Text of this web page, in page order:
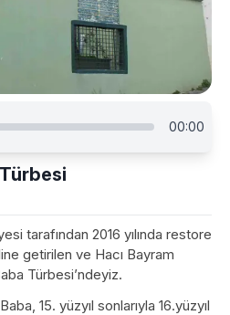
00:00
tarafından 2016 yılında restore
getirilen ve Hacı Bayram
Türbesi’ndeyiz.
15. yüzyıl sonlarıyla 16.yüzyıl